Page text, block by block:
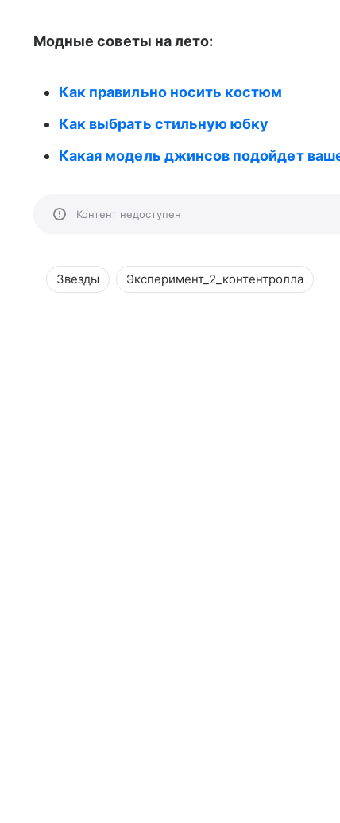
Модные советы на лето:
Как правильно носить костюм
Как выбрать стильную юбку
Какая модель джинсов подойдет
Контент недоступен
Звезды Эксперимент_2_контентролла